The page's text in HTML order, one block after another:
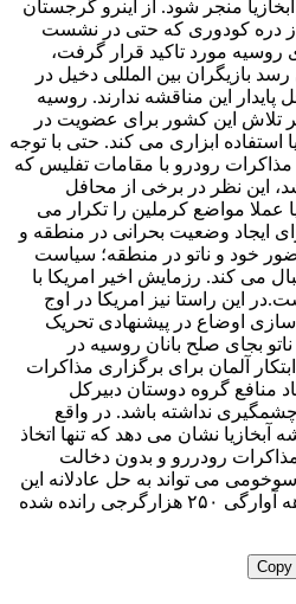
منجر شود. از اینرو گرجستان
دره کودوری که حتی در نشست
روسیه مورد تاکید قرار گرفت،
بازیگران بین المللی دخیل در
پایدار این مناقشه ندارند. روسیه
تلاش این کشور برای عضویت در
استفاده ابزاری می کند. حتی با توجه
مذاکرات رودرو با مقامات تفلیس که
این نظر در برخی از محافل
مواضع کرملین را تکرار می
ایجاد وضعیت بحرانی در منطقه و
خود و ناتو در منطقه؛ سیاست
می کند. رزمایش اخیر امریکا با
این راستا نیز امریکا در اوج
اوضاع در پیشنهادی تحریک
بجای صلح بانان روسیه در
آلمان برای برگزاری مذاکرات
منافع گروه دوستان دبیرکل
نداشته باشد. در واقع
مناقشه آبخازیا نشان می دهد که تنها اتخاذ
رودررو و بدون دخالت
می تواند به حل عادلانه این
مناقشه و پایان نزدیک به دو دهه آوارگی ۲۵۰ هزارگرجی رانده شده
Copy